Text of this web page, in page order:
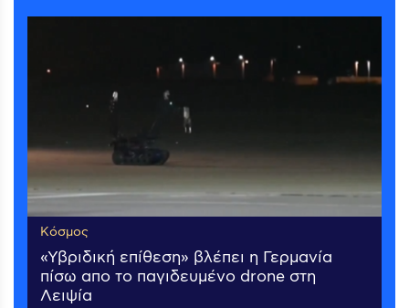
Κόσμος
«Υβριδική επίθεση» βλέπει η Γερμανία
πίσω απο το παγιδευμένο drone στη
Λειψία